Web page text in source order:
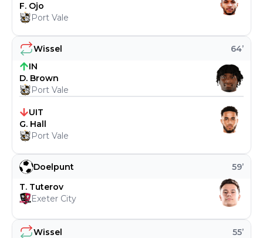
Wissel 55’
Doelpunt 59’
T. Tuterov
Exeter City
Wissel 64’
IN
D. Brown
Port Vale
UIT
G. Hall
Port Vale
F. Ojo
Port Vale